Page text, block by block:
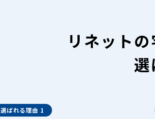
リネットの
選ばれる理由 1